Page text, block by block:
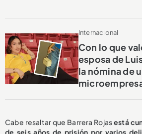
Internacional
Con lo que
esposa de
la nómina de
Cabe resaltar que Barrera Rojasestá
de seis años de prisión por varios